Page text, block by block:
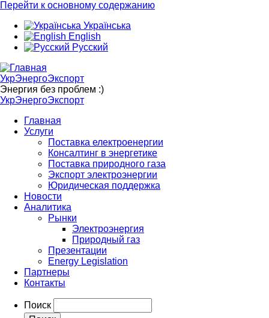
Перейти к основному содержанию
Українська
English
Русский
УкрЭнергоЭкспорт
Энергия без проблем :)
УкрЭнергоЭкспорт
Главная
Услуги
Поставка електроенергии
Консалтинг в энергетике
Поставка природного газа
Экспорт электроэнергии
Юридическая поддержка
Новости
Аналитика
Рынки
Электроэнергия
Природный газ
Презентации
Energy Legislation
Партнеры
Контакты
Поиск